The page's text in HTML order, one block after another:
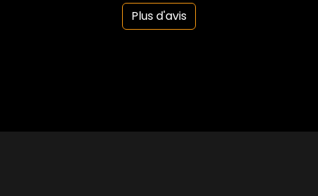
Plus d'avis